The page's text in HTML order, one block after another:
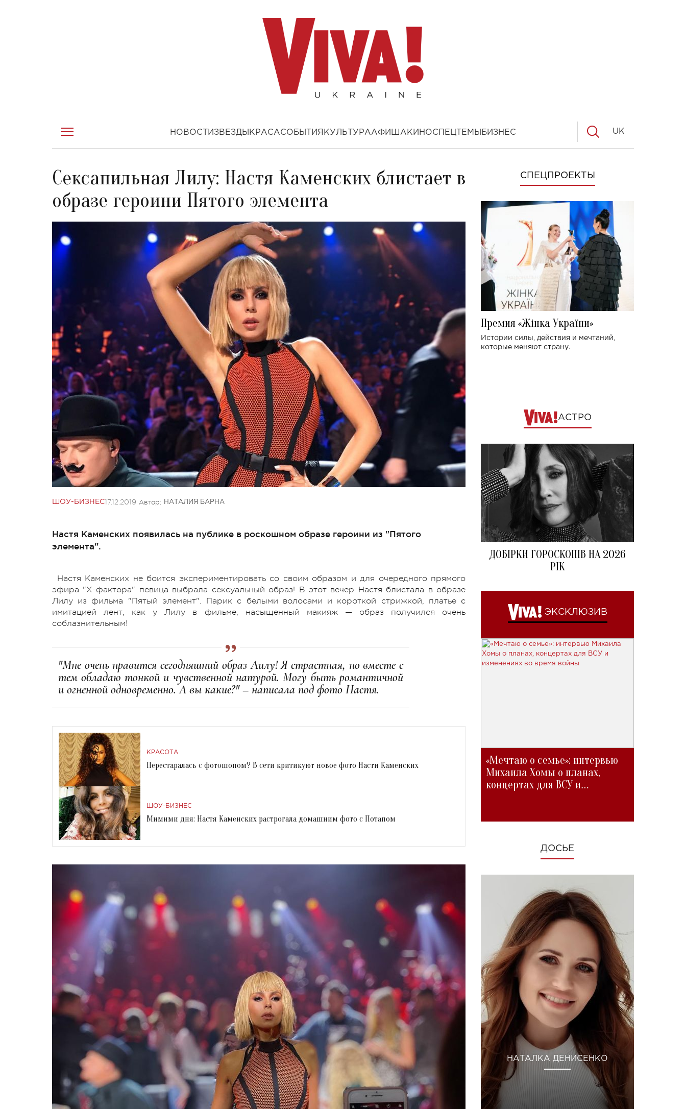
НОВОСТИ ЗВЕЗДЫ КРАСАСОБЫТИЯ КУЛЬТУРААФИША КИНОСПЕЦТЕМЫ БИЗНЕС UK
Сексапильная Лилу: Настя Каменских блистает в
образе героини Пятого элемента
ШОУ-БИЗНЕС17.12.2019 Автор: НАТАЛИЯ БАРНА
Настя Каменских появилась на публике в роскошном образе героини из "Пятого
элемента".
Настя Каменских не боится экспериментировать со своим образом и для очередного прямого
эфира "Х-фактора" певица выбрала сексуальный образ! В этот вечер Настя блистала в образе
Лилу из фильма "Пятый элемент". Парик с белыми волосами и короткой стрижкой, платье с
имитацией лент, как у Лилу в фильме, насыщенный макияж — образ получился очень
соблазнительным!
"Мне очень нравится сегодняшний образ Лилу! Я страстная, но вместе с
тем обладаю тонкой и чувственной натурой. Могу быть романтичной
и огненной одновременно. А вы какие?" – написала под фото Настя.
КРАСОТА
Перестаралась с фотошопом? В сети критикуют новое фото Насти Каменских
ШОУ-БИЗНЕС
Мимими дня: Настя Каменских растрогала домашним фото с Потапом
СПЕЦПРОЕКТЫ
Премия «Жінка України»
Истории силы, действия и мечтаний,
которые меняют страну.
АСТРО
ДОБІРКИ ГОРОСКОПІВ НА 2026
РІК
ЭКСКЛЮЗИВ
«Мечтаю о семье»: интервью
Михаила Хомы о планах,
концертах для ВСУ и
ДОСЬЕ
НАТАЛКА ДЕНИСЕНКО